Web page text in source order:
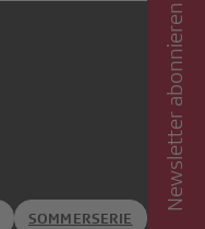
SOMMERSERIE
Newsletter abonnieren